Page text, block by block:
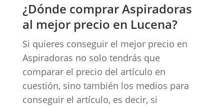
¿Dónde comprar Aspiradoras
al mejor precio en Lucena?
Si quieres conseguir el mejor precio en
Aspiradoras no solo tendrás que
comparar el precio del artículo en
cuestión, sino también los medios para
conseguir el artículo, es decir, si